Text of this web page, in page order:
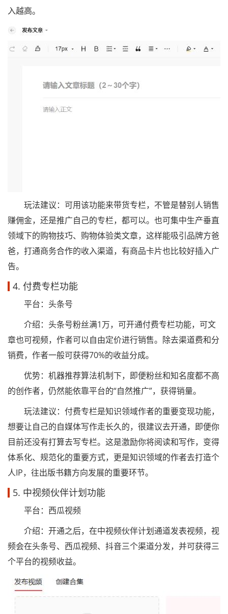
入越高。
玩法建议：可用该功能来带货专栏，不管是替别人销售
赚佣金，还是推广自己的专栏，都可以。也可集中生产垂直
领域下的购物技巧、购物体验类文章，这样能吸引品牌方爸
爸，打通商务合作的收入渠道，有商品卡片也比较好插入广
告。
4. 付费专栏功能
平台：头条号
介绍：头条号粉丝满1万，可开通付费专栏功能，可文
章也可视频，作者可以自由定价进行销售。除去渠道费和分
销费，作者一般可获得70%的收益分成。
优势：机器推荐算法机制下，即便粉丝和知名度都不高
的创作者，仍然能依靠平台的“自然推广”，获得销量。
玩法建议：付费专栏是知识领域作者的重要变现功能，
想要让自己的自媒体写作走长久的，很建议去开通，即便你
目前还没有打算去写专栏。这是激励你将阅读和写作，变得
体系化、规范化的重要方式，更是知识领域的作者去打造个
人IP，往出版书籍方向发展的重要环节。
5. 中视频伙伴计划功能
平台：西瓜视频
介绍：开通之后，在中视频伙伴计划通道发表视频，视
频会在头条号、西瓜视频、抖音三个渠道分发，并可获得三
个平台的视频收益。